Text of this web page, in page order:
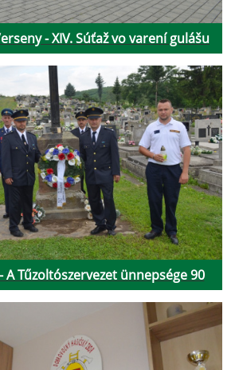
- XIV. Súťaž vo varení gulášu
A Tűzoltószervezet ünnepsége 90